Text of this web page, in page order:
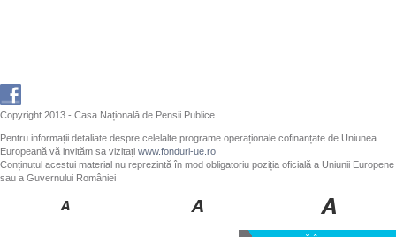
Copyright 2013 - Casa Națională de Pensii Publice
Pentru informații detaliate despre celelalte programe operaționale cofinanțate de Uniunea
Europeană vă invităm sa vizitați www.fonduri-ue.ro
Conținutul acestui material nu reprezintă în mod obligatoriu poziția oficială a Uniunii Europene
sau a Guvernului României